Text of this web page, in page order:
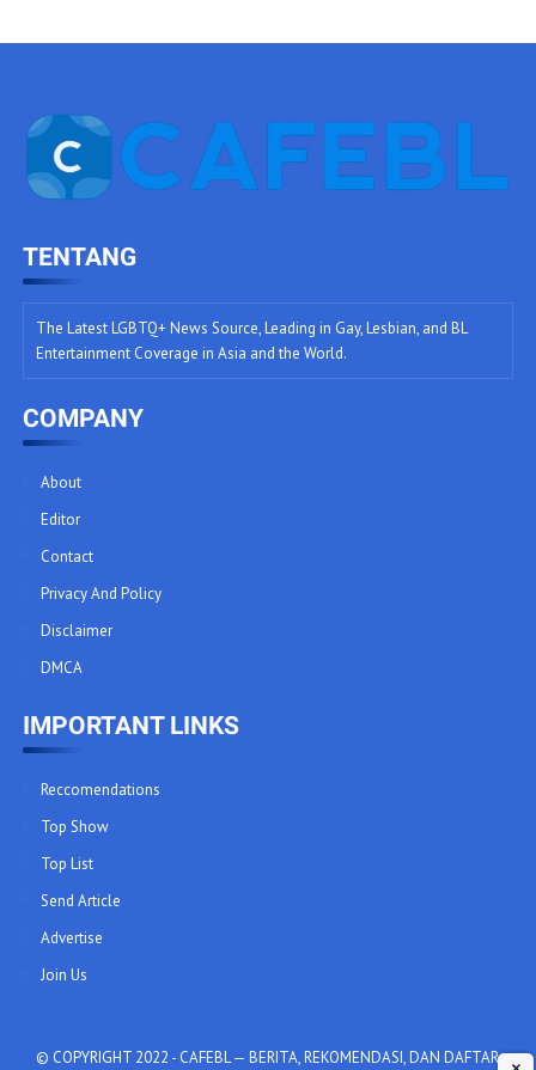
TENTANG
The Latest LGBTQ+ News Source, Leading in Gay, Lesbian, and BL
Entertainment Coverage in Asia and the World.
COMPANY
About
Editor
Contact
Privacy And Policy
Disclaimer
DMCA
IMPORTANT LINKS
Reccomendations
Top Show
Top List
Send Article
Advertise
Join Us
© COPYRIGHT 2022 - CAFEBL — BERITA, REKOMENDASI, DAN DAFTAR